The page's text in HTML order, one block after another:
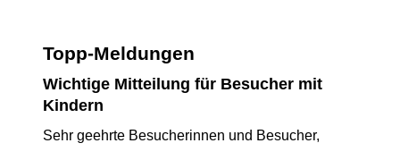
Topp-Meldungen
Wichtige Mitteilung für Besucher mit
Kindern
Sehr geehrte Besucherinnen und Besucher,